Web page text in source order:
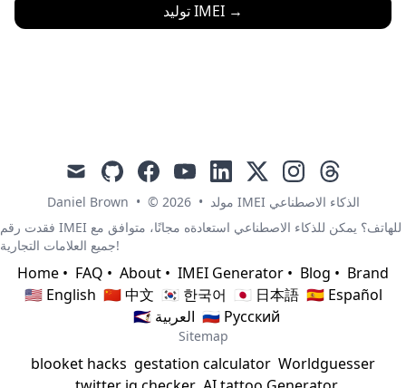
توليد IMEI →
mail githubfacebookyoutubelinkedin
x instagramthreads
Daniel Brown • © 2026 •
مولد IMEI الذكاء الاصطناعي
فقدت رقم IMEI للهاتف؟ يمكن للذكاء الاصطناعي استعادةه مجانًا، متوافق مع
جميع العلامات التجارية!
Home • FAQ • About • IMEI Generator • Blog • Brand
🇺🇸 English 🇨🇳 中文 🇰🇷 한국어 🇯🇵 日本語 🇪🇸 Español
🇸🇦 العربية 🇷🇺 Русский
Sitemap
blooket hacks gestation calculator Worldguesser